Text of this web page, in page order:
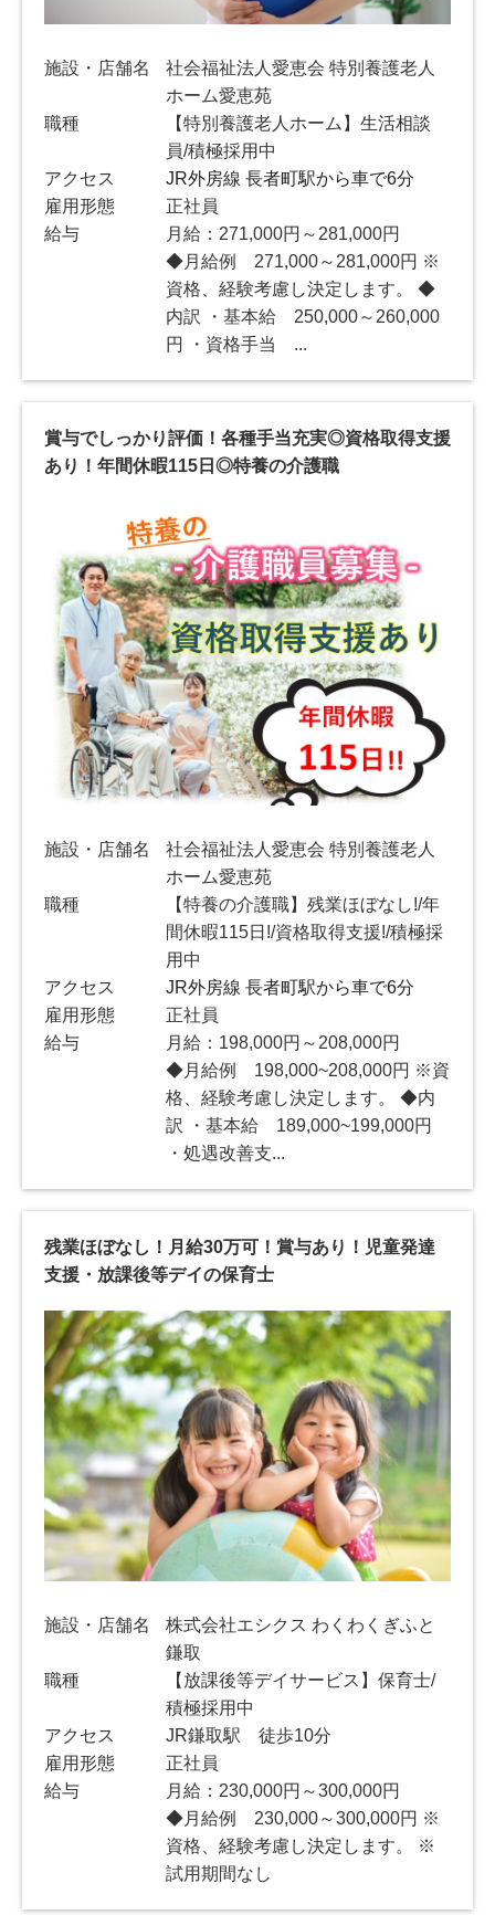
施設・店舗名
社会福祉法人愛恵会 特別養護老人
ホーム愛恵苑
職種
【特別養護老人ホーム】生活相談
員/積極採用中
アクセス
JR外房線 長者町駅から車で6分
雇用形態
正社員
給与
月給：271,000円～281,000円
◆月給例 271,000～281,000円 ※
資格、経験考慮し決定します。 ◆
内訳 ・基本給 250,000～260,000
円 ・資格手当 ...
賞与でしっかり評価！各種手当充実◎資格取得支援
あり！年間休暇115日◎特養の介護職
施設・店舗名
社会福祉法人愛恵会 特別養護老人
ホーム愛恵苑
職種
【特養の介護職】残業ほぼなし!/年
間休暇115日!/資格取得支援!/積極採
用中
アクセス
JR外房線 長者町駅から車で6分
雇用形態
正社員
給与
月給：198,000円～208,000円
◆月給例 198,000~208,000円 ※資
格、経験考慮し決定します。 ◆内
訳 ・基本給 189,000~199,000円
・処遇改善支...
残業ほぼなし！月給30万可！賞与あり！児童発達
支援・放課後等デイの保育士
施設・店舗名
株式会社エシクス わくわくぎふと
鎌取
職種
【放課後等デイサービス】保育士/
積極採用中
アクセス
JR鎌取駅 徒歩10分
雇用形態
正社員
給与
月給：230,000円～300,000円
◆月給例 230,000～300,000円 ※
資格、経験考慮し決定します。 ※
試用期間なし